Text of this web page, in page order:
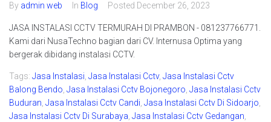
By admin web In Blog Posted December 26, 2023
JASA INSTALASI CCTV TERMURAH DI PRAMBON - 081237766771.
Kami dari NusaTechno bagian dari CV. Internusa Optima yang
bergerak dibidang instalasi CCTV.
Tags: Jasa Instalasi Jasa Instalasi Cctv, Jasa Instalasi Cctv
Balong Bendo Jasa Instalasi Cctv Bojonegoro Jasa Instalasi Cctv
Buduran Jasa Instalasi Cctv Candi Jasa Instalasi Cctv Di Sidoarjo
Jasa Instalasi Cctv Di Surabaya Jasa Instalasi Cctv Gedangan